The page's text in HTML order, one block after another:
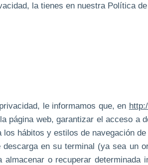
la tienes en nuestra Política
le informamos que, en
página web, garantizar el acceso a
los hábitos y estilos de navegación
en su terminal (ya sea un
almacenar o recuperar